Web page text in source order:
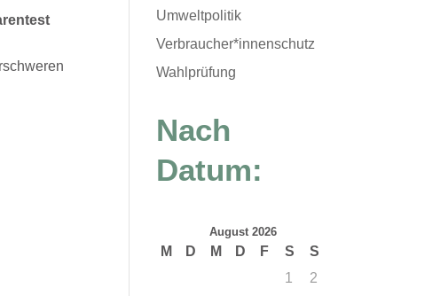
Umweltpolitik
Verbraucher*innenschutz
Wahlprüfung
Nach
Datum:
August 2026
M D M D F S
S
1
2